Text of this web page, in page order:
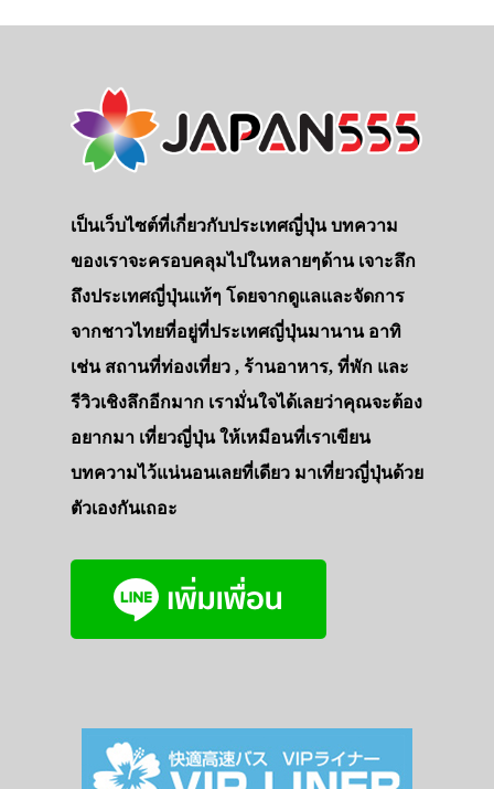
เป็นเว็บไซต์ที่เกี่ยวกับประเทศญี่ปุ่น บทความ
ของเราจะครอบคลุมไปในหลายๆด้าน เจาะลึก
ถึงประเทศญี่ปุ่นแท้ๆ โดยจากดูแลและจัดการ
จากชาวไทยที่อยู่ที่ประเทศญี่ปุ่นมานาน อาทิ
เช่น สถานที่ท่องเที่ยว , ร้านอาหาร, ที่พัก และ
รีวิวเชิงลึกอีกมาก เรามั่นใจได้เลยว่าคุณจะต้อง
อยากมา เที่ยวญี่ปุ่น ให้เหมือนที่เราเขียน
บทความไว้แน่นอนเลยที่เดียว มาเที่ยวญี่ปุ่นด้วย
ตัวเองกันเถอะ